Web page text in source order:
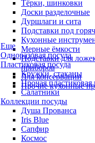
Тёрки, шинковки
Доски разделочные
Дуршлаги и сита
Подставки под
Кухонные
Мерные ёмкости
Подставки для
приборов
Для консервации
Прочие кухонные
Еще
Одноразовая посуда
Пластиковая посуда
Кружки, стаканы
Прочая пластиковая
Салатники
Коллекции посуды
Душа Прованса
Iris Blue
Сапфир
Космос